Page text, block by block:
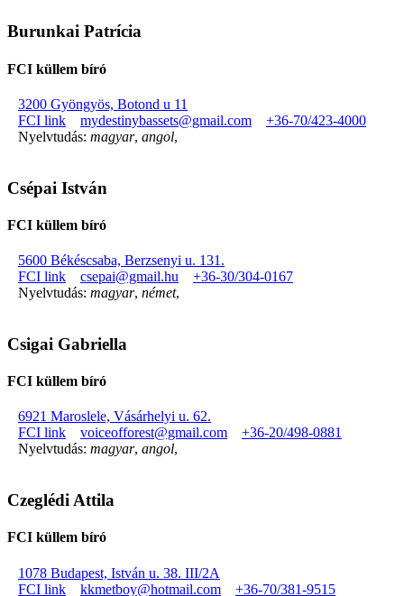
Burunkai Patrícia
FCI küllem bíró
3200 Gyöngyös, Botond u 11
FCI link
mydestinybassets@gmail.com
+36-70/423-4000
Nyelvtudás: magyar, angol,
Csépai István
FCI küllem bíró
5600 Békéscsaba, Berzsenyi u. 131.
FCI link
csepai@gmail.hu
+36-30/304-0167
Nyelvtudás: magyar, német,
Csigai Gabriella
FCI küllem bíró
6921 Maroslele, Vásárhelyi u. 62.
FCI link
voiceofforest@gmail.com
+36-20/498-0881
Nyelvtudás: magyar, angol,
Czeglédi Attila
FCI küllem bíró
1078 Budapest, István u. 38. III/2A
FCI link
kkmetboy@hotmail.com
+36-70/381-9515